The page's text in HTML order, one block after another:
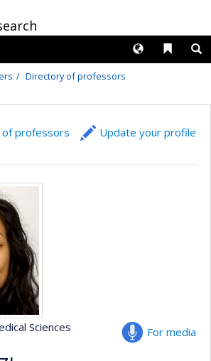
Liens
Langues
Directory of professors
of professors Update your profile
For media
Sciences